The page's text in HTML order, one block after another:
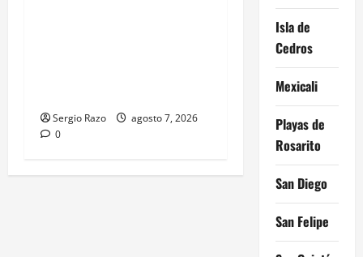
Sergio Razo
agosto 7, 2026
0
Isla de
Cedros
Mexicali
Playas de
Rosarito
San Diego
San Felipe